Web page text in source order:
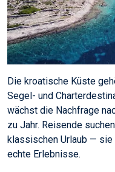
Die kroatische Küste
Segel- und
wächst die Nachfrage
zu Jahr. Reisende
klassischen Urlaub — sie
echte Erlebnisse.